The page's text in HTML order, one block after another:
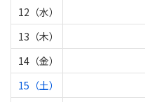
12（水）
13（木）
14（金）
15（土）